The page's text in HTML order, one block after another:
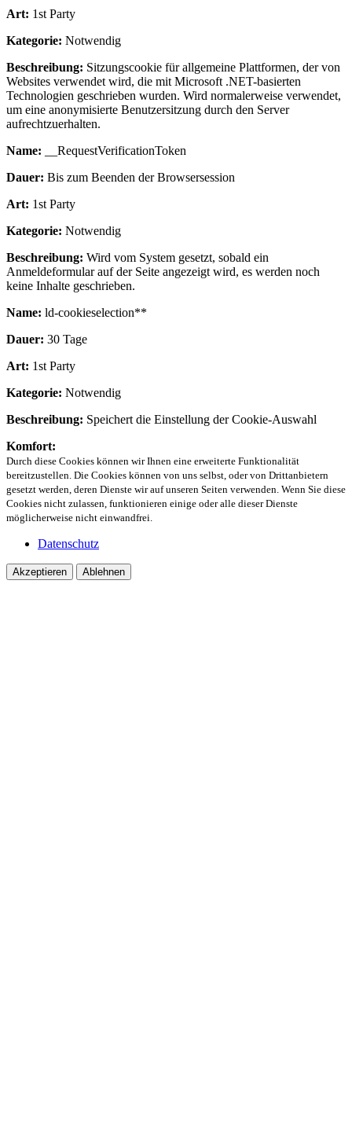
Art: 1st Party
Kategorie: Notwendig
Beschreibung: Sitzungscookie für allgemeine Plattformen, der von
Websites verwendet wird, die mit Microsoft .NET-basierten
Technologien geschrieben wurden. Wird normalerweise verwendet,
um eine anonymisierte Benutzersitzung durch den Server
aufrechtzuerhalten.
Name: __RequestVerificationToken
Dauer: Bis zum Beenden der Browsersession
Art: 1st Party
Kategorie: Notwendig
Beschreibung: Wird vom System gesetzt, sobald ein
Anmeldeformular auf der Seite angezeigt wird, es werden noch
keine Inhalte geschrieben.
Name: ld-cookieselection**
Dauer: 30 Tage
Art: 1st Party
Kategorie: Notwendig
Beschreibung: Speichert die Einstellung der Cookie-Auswahl
Komfort:
Durch diese Cookies können wir Ihnen eine erweiterte Funktionalität
bereitzustellen. Die Cookies können von uns selbst, oder von Drittanbietern
gesetzt werden, deren Dienste wir auf unseren Seiten verwenden. Wenn Sie diese
Cookies nicht zulassen, funktionieren einige oder alle dieser Dienste
möglicherweise nicht einwandfrei.
Datenschutz
Akzeptieren Ablehnen